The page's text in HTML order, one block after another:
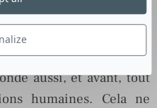
plus intéressant.
d’être d’expert en
l’information on et off-
aussi, et avant, tout
humaines. Cela ne